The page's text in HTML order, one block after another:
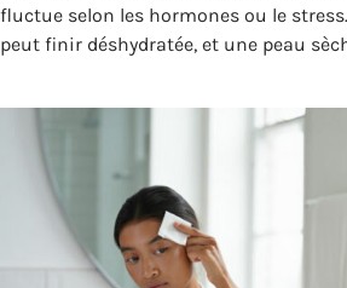
fluctue selon les hormones ou le
peut finir déshydratée, et une peau